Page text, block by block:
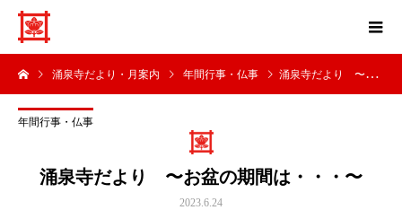
涌泉寺だより・月案内 年間行事・仏事 涌泉寺だより 〜お盆の期間は・・・〜
年間行事・仏事
涌泉寺だより 〜お盆の期間は・・・〜
2023.6.24